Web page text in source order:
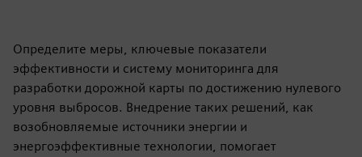
Определите меры, ключевые показатели
эффективности и систему мониторинга для
разработки дорожной карты по достижению нулевого
уровня выбросов. Внедрение таких решений, как
возобновляемые источники энергии и
энергоэффективные технологии, помогает